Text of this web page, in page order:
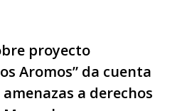
proyecto
Aromos” da cuenta
a derechos